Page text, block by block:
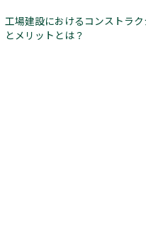
工場建設におけるコンストラ
とメリットとは？